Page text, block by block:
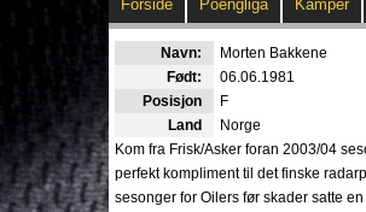
Forside Poengliga Kamper
Navn: Morten Bakkene
Født:
06.06.1981
Posisjon
F
Land
Norge
Kom fra Frisk/Asker foran 2003/04
perfekt kompliment til det finske
sesonger for Oilers før skader satte